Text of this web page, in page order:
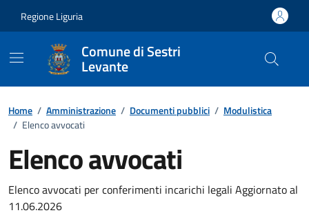
Regione Liguria
Comune di Sestri
Levante
Home / Amministrazione / Documenti pubblici / Modulistica
/ Elenco avvocati
Elenco avvocati
Dettagli del documento
Elenco avvocati per conferimenti incarichi legali Aggiornato al
11.06.2026